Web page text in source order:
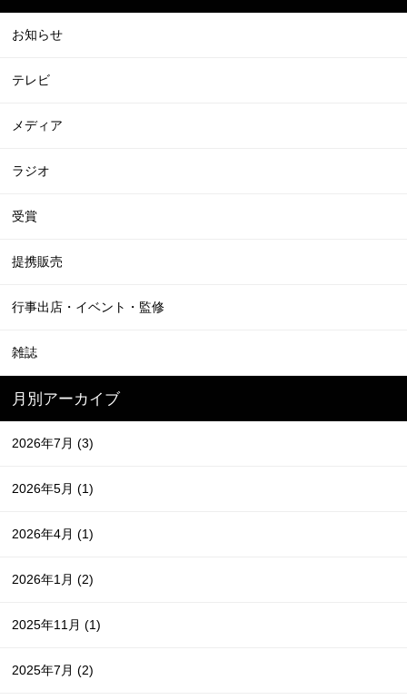
お知らせ
テレビ
メディア
ラジオ
受賞
提携販売
行事出店・イベント・監修
雑誌
月別アーカイブ
2026年7月(3)
2026年5月(1)
2026年4月(1)
2026年1月(2)
2025年11月(1)
2025年7月(2)